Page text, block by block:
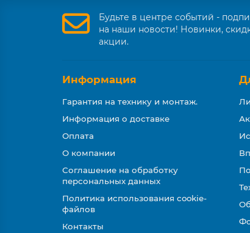
Будьте в центре событий -
на наши новости! Новинки,
акции.
Информация
Гарантия на технику и монтаж.
Информация о доставке
Оплата
О компании
Соглашение на обработку
персональных данных
Политика использования cookie-
файлов
Контакты